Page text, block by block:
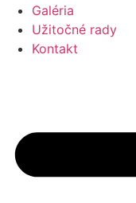
Galéria
Užitočné rady
Kontakt